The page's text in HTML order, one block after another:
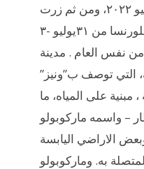
٢٧-٣١ يوليو ٢٠٢٢، ومن ثم زرت
مدينة فلورنسا من ٣١يوليو -٣
نفس العام . مدينة
التي توصف ب”ونيز”
، مبنية على المياه، ما
– واسمه ماركوبولو
الاراضي اليابسة
به. وماركوبولو